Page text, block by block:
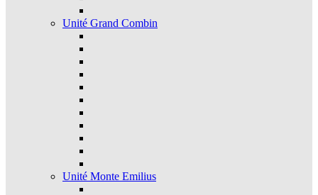
Unité Grand Combin
Unité Monte Emilius